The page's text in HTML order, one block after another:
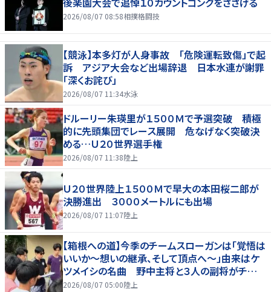
2026/08/07 08:58相撲格闘技
【競泳】本多灯が人身事故 「危険運転致傷」で起
訴 アジア大会など出場辞退 日本水連が謝罪
「深くお詫び」
2026/08/07 11:34水泳
ドルーリー朱瑛里が１５００Ｍで予選突破 積極
的に先頭集団でレース展開 危なげなく突破決
める…Ｕ２０世界選手権
2026/08/07 11:38陸上
Ｕ２０世界陸上１５００Ｍで早大の本田桜二郎が
決勝進出 ３０００メートルにも出場
2026/08/07 11:07陸上
【箱根への道】今季のチームスローガンは「覚悟は
いいか～想いの継承、そして頂点へ～」由来はケ
ツメイシの名曲 野中主将と３人の副将がチーム
を引っ張る…夏合宿特集第１弾、国学院大
2026/08/07 05:00陸上